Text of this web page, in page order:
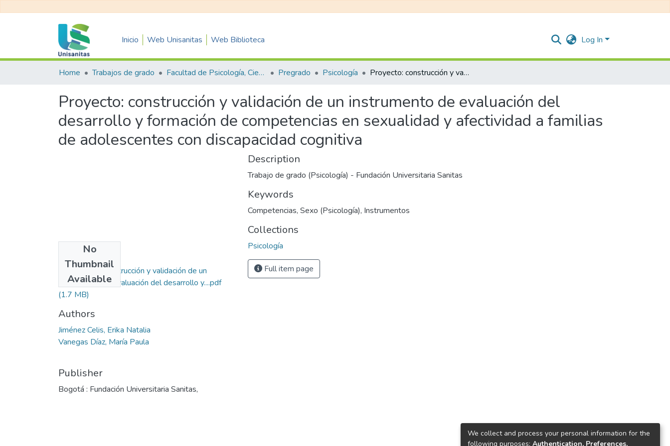
Inicio Web Unisanitas Web Biblioteca Log In
Home Trabajos de grado Facultad de Psicología, Ciencias Sociales y de la Educación Pregrado Psicología Proyecto: construcción y validación de un instrumento de evaluación del desarrollo y formación de competencias en sexualidad y afectividad a familias de adolescentes con discapacidad cognitiva
Proyecto: construcción y validación de un instrumento de evaluación del
desarrollo y formación de competencias en sexualidad y afectividad a familias
de adolescentes con discapacidad cognitiva
No
Thumbnail
Available
Proyecto Construcción y validación de un
instrumento de evaluación del desarrollo y....pdf
(1.7 MB)
Authors
Jiménez Celis, Erika Natalia
Vanegas Díaz, María Paula
Publisher
Bogotá : Fundación Universitaria Sanitas,
Description
Trabajo de grado (Psicología) - Fundación Universitaria Sanitas
Keywords
Competencias, Sexo (Psicología), Instrumentos
Collections
Psicología
Full item page
We collect and process your personal information for the
following purposes: Authentication, Preferences,